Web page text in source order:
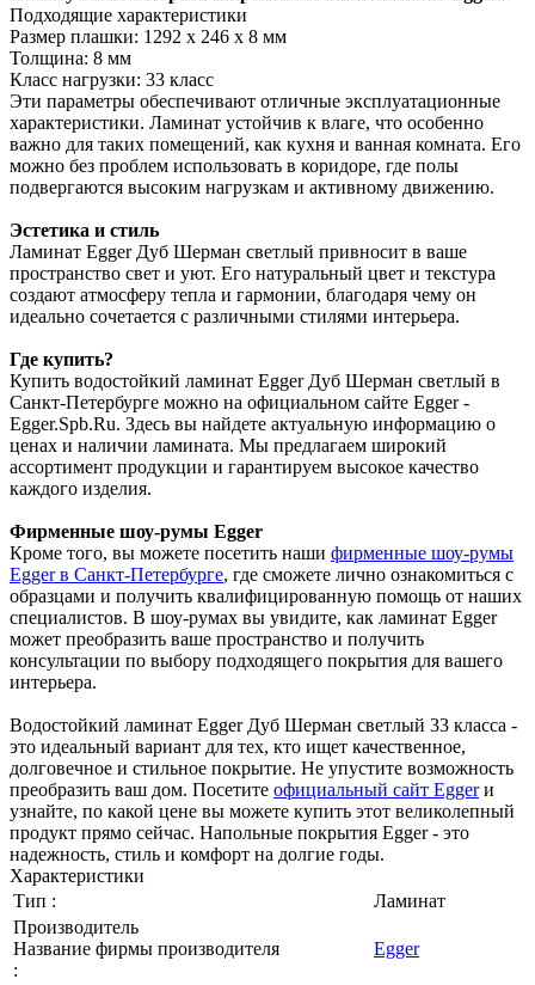
Подходящие характеристики
Размер плашки: 1292 х 246 х 8 мм
Толщина: 8 мм
Класс нагрузки: 33 класс
Эти параметры обеспечивают отличные эксплуатационные
характеристики. Ламинат устойчив к влаге, что особенно
важно для таких помещений, как кухня и ванная комната. Его
можно без проблем использовать в коридоре, где полы
подвергаются высоким нагрузкам и активному движению.
Эстетика и стиль
Ламинат Egger Дуб Шерман светлый привносит в ваше
пространство свет и уют. Его натуральный цвет и текстура
создают атмосферу тепла и гармонии, благодаря чему он
идеально сочетается с различными стилями интерьера.
Где купить?
Купить водостойкий ламинат Egger Дуб Шерман светлый в
Санкт-Петербурге можно на официальном сайте Egger -
Egger.Spb.Ru. Здесь вы найдете актуальную информацию о
ценах и наличии ламината. Мы предлагаем широкий
ассортимент продукции и гарантируем высокое качество
каждого изделия.
Фирменные шоу-румы Egger
Кроме того, вы можете посетить наши фирменные шоу-румы
Egger в Санкт-Петербурге, где сможете лично ознакомиться с
образцами и получить квалифицированную помощь от наших
специалистов. В шоу-румах вы увидите, как ламинат Egger
может преобразить ваше пространство и получить
консультации по выбору подходящего покрытия для вашего
интерьера.
Водостойкий ламинат Egger Дуб Шерман светлый 33 класса -
это идеальный вариант для тех, кто ищет качественное,
долговечное и стильное покрытие. Не упустите возможность
преобразить ваш дом. Посетите официальный сайт Eggerи
узнайте, по какой цене вы можете купить этот великолепный
продукт прямо сейчас. Напольные покрытия Egger - это
надежность, стиль и комфорт на долгие годы.
Характеристики
Тип :
Ламинат
Производитель
Название фирмы производителя
:
Egger